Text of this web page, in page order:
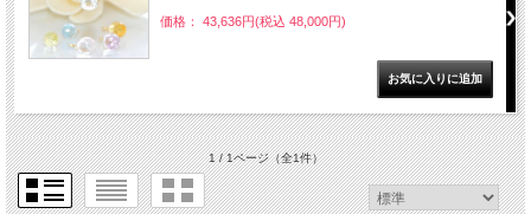
価格： 43,636円(税込 48,000円)
1 / 1ページ（全1件）